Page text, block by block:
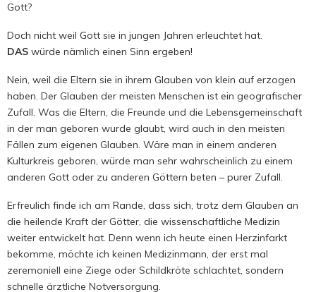
Gott?
Doch nicht weil Gott sie in jungen Jahren erleuchtet hat.
DAS würde nämlich einen Sinn ergeben!
Nein, weil die Eltern sie in ihrem Glauben von klein auf erzogen
haben. Der Glauben der meisten Menschen ist ein geografischer
Zufall. Was die Eltern, die Freunde und die Lebensgemeinschaft
in der man geboren wurde glaubt, wird auch in den meisten
Fällen zum eigenen Glauben. Wäre man in einem anderen
Kulturkreis geboren, würde man sehr wahrscheinlich zu einem
anderen Gott oder zu anderen Göttern beten – purer Zufall.
Erfreulich finde ich am Rande, dass sich, trotz dem Glauben an
die heilende Kraft der Götter, die wissenschaftliche Medizin
weiter entwickelt hat. Denn wenn ich heute einen Herzinfarkt
bekomme, möchte ich keinen Medizinmann, der erst mal
zeremoniell eine Ziege oder Schildkröte schlachtet, sondern
schnelle ärztliche Notversorgung.